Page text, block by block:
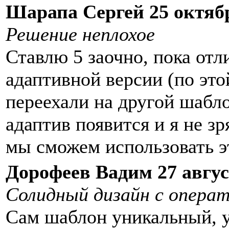
Шарапа Сергей 25
Решение неплохое
Ставлю 5 заочно, пока
адаптивной версии (по
переехали на другой
адаптив появится и я не
мы сможем использовать
Дорофеев Вадим 27
Солидный дизайн с
Сам шаблон уникальный,